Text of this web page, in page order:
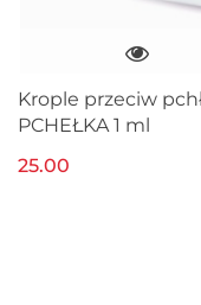
Krople przeciw
PCHEŁKA 1 ml
25.00